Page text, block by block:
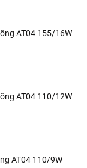
AT04 155/16W
AT04 110/12W
AT04 110/9W